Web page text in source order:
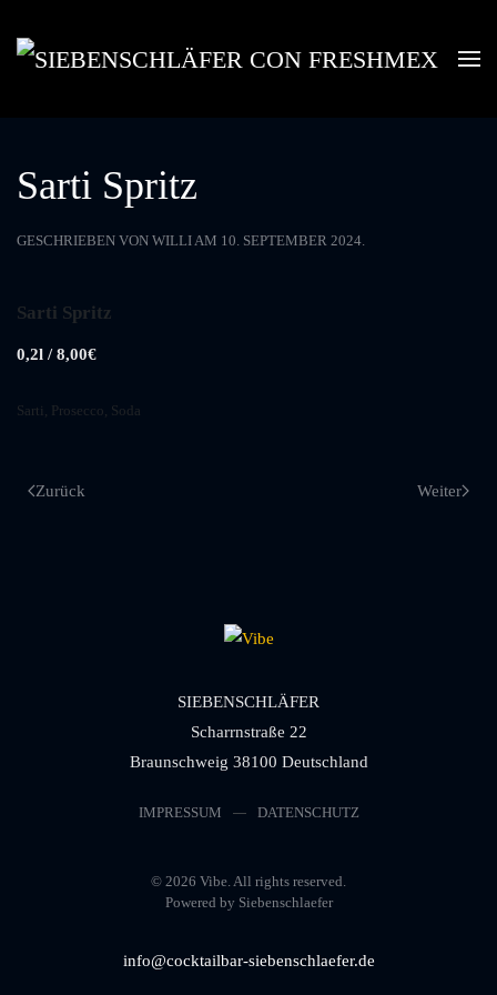
Skip to main content
Sarti Spritz
GESCHRIEBEN VON WILLIAM 10. SEPTEMBER 2024.
Sarti Spritz
0,2l / 8,00€
Sarti, Prosecco, Soda
Zurück Weiter
SIEBENSCHLÄFER
Scharrnstraße 22
Braunschweig 38100 Deutschland
IMPRESSUM DATENSCHUTZ
© 2026 Vibe. All rights reserved.
Powered by Siebenschlaefer
info@cocktailbar-siebenschlaefer.de